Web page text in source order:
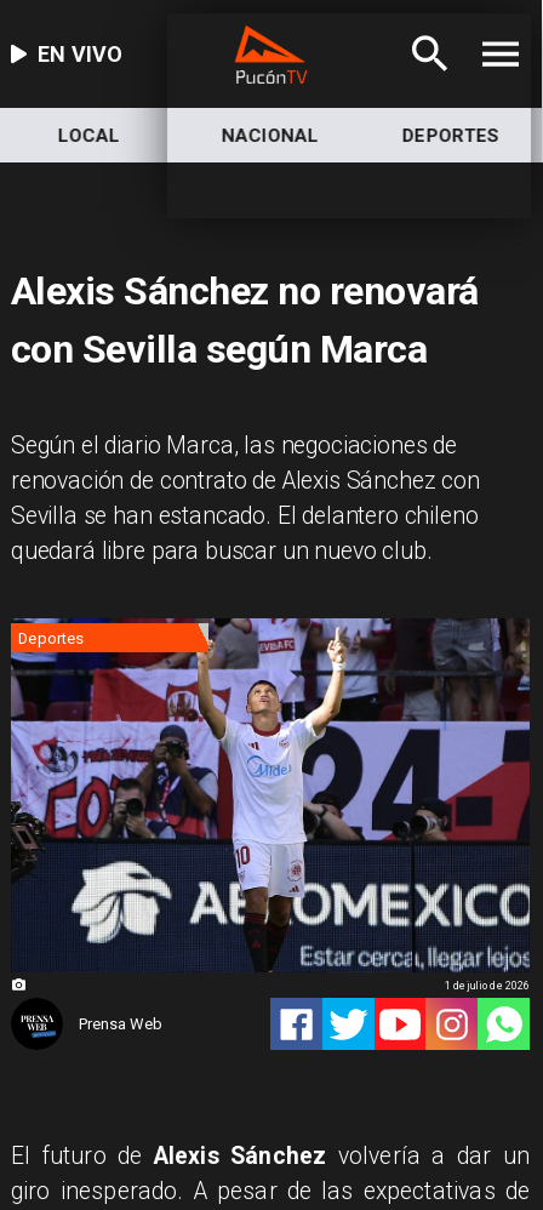
EN VIVO
LOCAL NACIONAL DEPORTES
Alexis Sánchez no renovará
con Sevilla según Marca
Según el diario Marca, las negociaciones de
renovación de contrato de Alexis Sánchez con
Sevilla se han estancado. El delantero chileno
quedará libre para buscar un nuevo club.
Deportes
Prensa Web
1 de julio de 2026
El futuro deAlexis Sánchez volvería a dar un
giro inesperado. A pesar de las expectativas de